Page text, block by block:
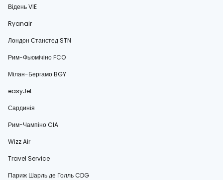
Відень VIE
Ryanair
Лондон Станстед STN
Рим-Фьюмічіно FCO
Мілан-Бергамо BGY
easyJet
Сардинія
Рим-Чампіно CIA
Wizz Air
Travel Service
Париж Шарль де Голль CDG